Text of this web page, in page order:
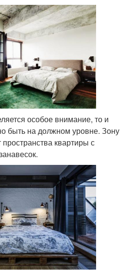
особое внимание, то и
быть на должном уровне. Зону
квартиры с